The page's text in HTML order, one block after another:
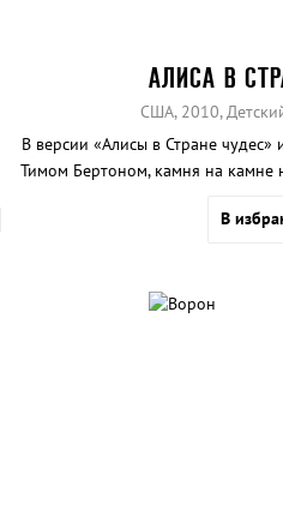
АЛИСА В
США, 2010,
В версии «Алисы в Стране чудес»
Тимом Бертоном, камня на камне
В